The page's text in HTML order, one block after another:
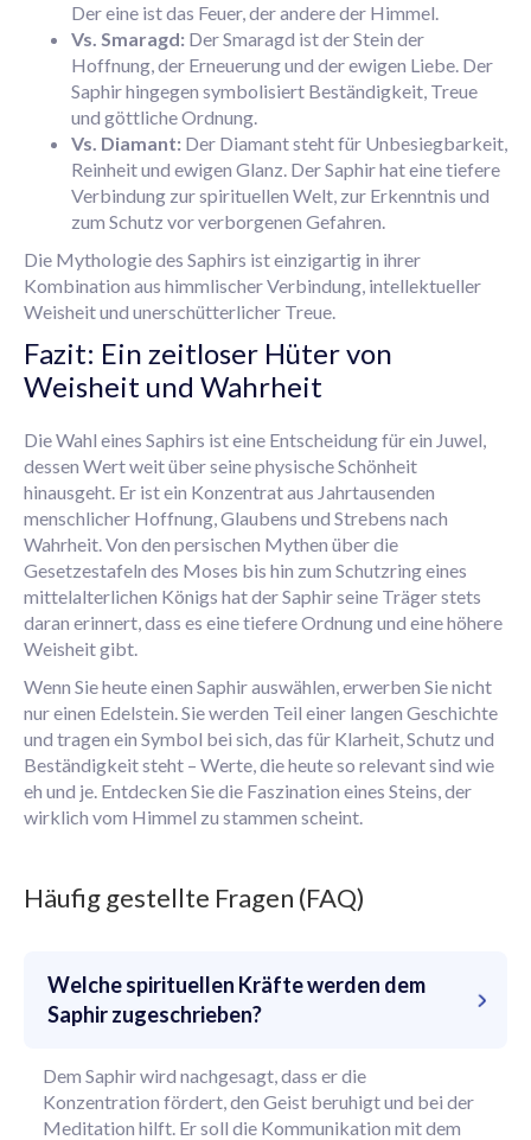
Der eine ist das Feuer, der andere der Himmel.
Vs. Smaragd: Der Smaragd ist der Stein der
Hoffnung, der Erneuerung und der ewigen Liebe. Der
Saphir hingegen symbolisiert Beständigkeit, Treue
und göttliche Ordnung.
Vs. Diamant: Der Diamant steht für Unbesiegbarkeit,
Reinheit und ewigen Glanz. Der Saphir hat eine tiefere
Verbindung zur spirituellen Welt, zur Erkenntnis und
zum Schutz vor verborgenen Gefahren.
Die Mythologie des Saphirs ist einzigartig in ihrer
Kombination aus himmlischer Verbindung, intellektueller
Weisheit und unerschütterlicher Treue.
Fazit: Ein zeitloser Hüter von
Weisheit und Wahrheit
Die Wahl eines Saphirs ist eine Entscheidung für ein Juwel,
dessen Wert weit über seine physische Schönheit
hinausgeht. Er ist ein Konzentrat aus Jahrtausenden
menschlicher Hoffnung, Glaubens und Strebens nach
Wahrheit. Von den persischen Mythen über die
Gesetzestafeln des Moses bis hin zum Schutzring eines
mittelalterlichen Königs hat der Saphir seine Träger stets
daran erinnert, dass es eine tiefere Ordnung und eine höhere
Weisheit gibt.
Wenn Sie heute einen Saphir auswählen, erwerben Sie nicht
nur einen Edelstein. Sie werden Teil einer langen Geschichte
und tragen ein Symbol bei sich, das für Klarheit, Schutz und
Beständigkeit steht – Werte, die heute so relevant sind wie
eh und je. Entdecken Sie die Faszination eines Steins, der
wirklich vom Himmel zu stammen scheint.
Häufig gestellte Fragen (FAQ)
Welche spirituellen Kräfte werden dem
Saphir zugeschrieben?
Dem Saphir wird nachgesagt, dass er die
Konzentration fördert, den Geist beruhigt und bei der
Meditation hilft. Er soll die Kommunikation mit dem